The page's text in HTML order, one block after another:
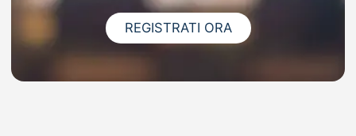
REGISTRATI ORA